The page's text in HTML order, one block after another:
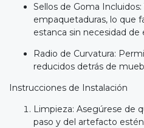
Sellos de Goma
empaquetaduras, lo que
estanca sin necesidad de
Radio de Curvatura:
reducidos detrás de
Instrucciones de Instalación
Limpieza: Asegúrese de
paso y del artefacto